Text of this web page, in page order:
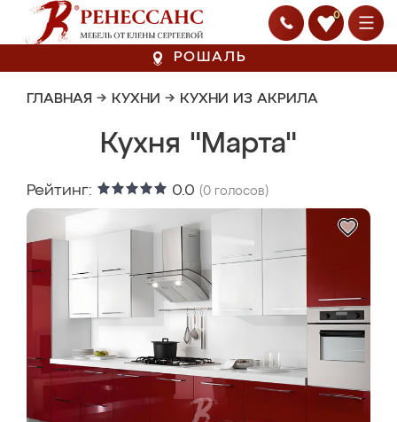
0
РОШАЛЬ
ГЛАВНАЯ → КУХНИ → КУХНИ ИЗ АКРИЛА
Кухня "Марта"
Рейтинг: 0.0 (0 голосов)